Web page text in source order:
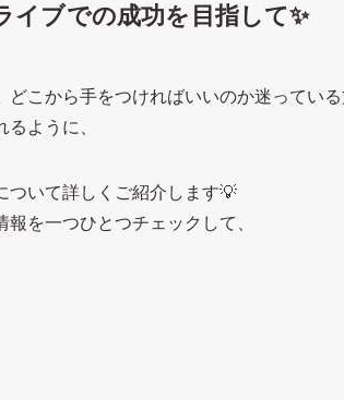
イブでの成功を目指して✨
こから手をつければいいのか迷ってい
ように、
ついて詳しくご紹介します💡
を一つひとつチェックして、